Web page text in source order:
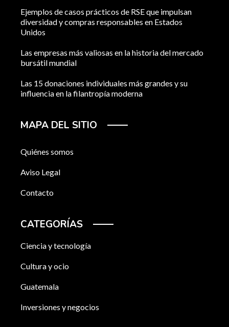
Ejemplos de casos prácticos de RSE que impulsan
diversidad y compras responsables en Estados
Unidos
Las empresas más valiosas en la historia del mercado
bursátil mundial
Las 15 donaciones individuales más grandes y su
influencia en la filantropía moderna
MAPA DEL SITIO
Quiénes somos
Aviso Legal
Contacto
CATEGORÍAS
Ciencia y tecnología
Cultura y ocio
Guatemala
Inversiones y negocios